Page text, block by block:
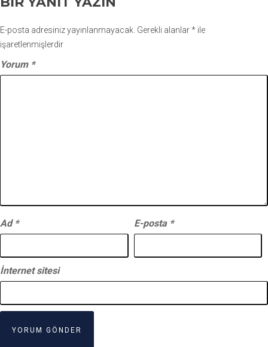
E-posta adresiniz yayınlanmayacak. Gerekli alanlar* ile
işaretlenmişlerdir
Yorum *
Ad * E-posta *
İnternet sitesi